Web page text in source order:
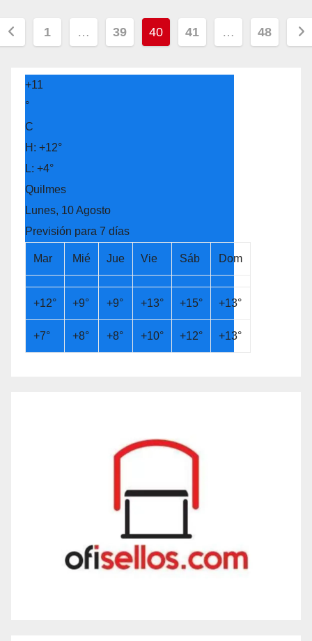
1 … 39 40 41 … 48
+11
°
C
H: +12°
L: +4°
Quilmes
Lunes, 10 Agosto
Previsión para 7 días
Mar Mié Jue Vie Sáb Dom
+12° +9° +9° +13° +15° +13°
+7° +8° +8° +10° +12° +13°